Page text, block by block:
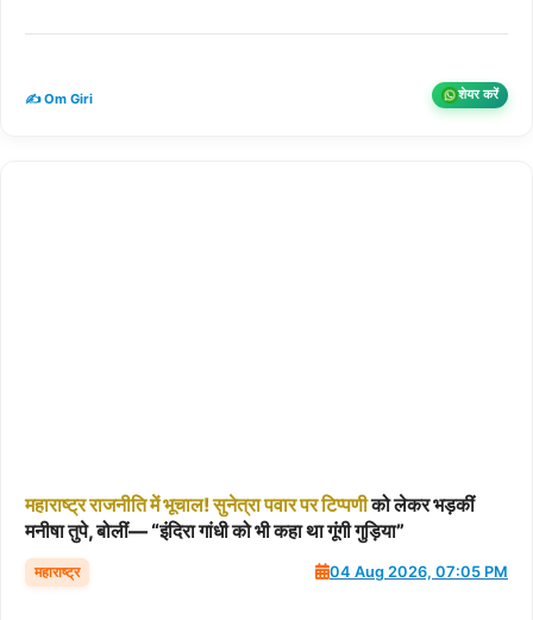
✍️ Om Giri शेयर करें
महाराष्ट्रराजनीतिमेंभूचाल!सुनेत्रापवारपरटिप्पणीको लेकर भड़कीं
मनीषा तुपे, बोलीं— “इंदिरा गांधी को भी कहा था गूंगी गुड़िया”
महाराष्ट्र 04 Aug 2026, 07:05 PM